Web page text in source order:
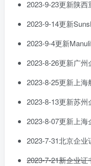
2023-9-23更新陕西
2023-9-14更新
2023-9-4更新
2023-8-26更新广州
2023-8-25更新上海
2023-8-13更新苏州
2023-8-07更新上海
2023-7-31北京企业
2023-7-21新企业证